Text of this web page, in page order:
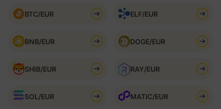
BTC/EUR ELF/EUR
BNB/EUR DOGE/EUR
SHIB/EUR RAY/EUR
SOL/EUR MATIC/EUR